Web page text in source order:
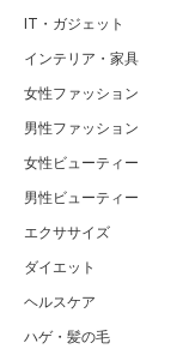
IT・ガジェット
インテリア・家具
女性ファッション
男性ファッション
女性ビューティー
男性ビューティー
エクササイズ
ダイエット
ヘルスケア
ハゲ・髪の毛